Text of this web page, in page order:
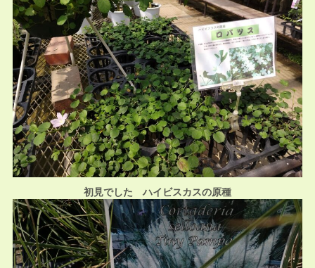
初見でした ハイビスカスの原種